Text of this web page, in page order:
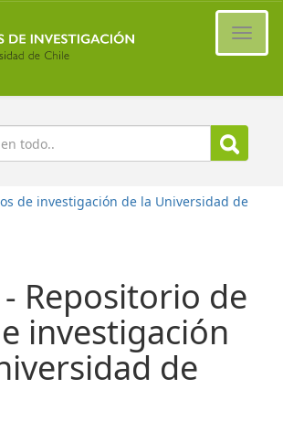
de investigación de la Universidad de
Repositorio de
investigación
de